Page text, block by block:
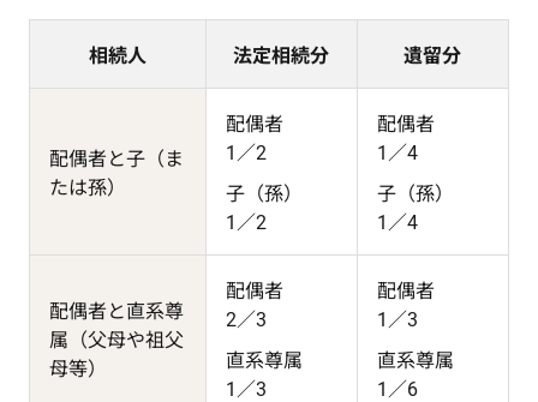
相続人 法定相続分 遺留分
配偶者と子（ま
たは孫）
配偶者
1／2
子（孫）
1／2
配偶者
1／4
子（孫）
1／4
配偶者と直系尊
属（父母や祖父
母等）
配偶者
2／3
直系尊属
1／3
配偶者
1／3
直系尊属
1／6